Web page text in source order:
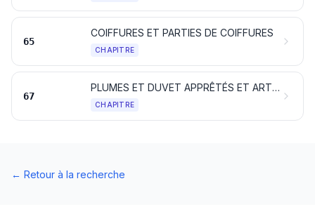
65
COIFFURES ET PARTIES DE COIFFURES
CHAPITRE
67
PLUMES ET DUVET APPRÊTÉS ET ARTICLES EN PLUMES OU EN DUVET; FLEURS ARTIFICIELLES; OUVRAGES EN CHEVEUX
CHAPITRE
← Retour à la recherche